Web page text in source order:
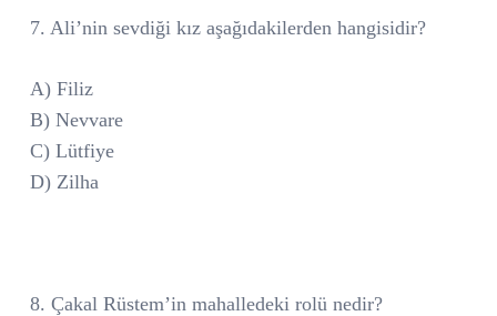
7. Ali’nin sevdiği kız aşağıdakilerden hangisidir?
A) Filiz
B) Nevvare
C) Lütfiye
D) Zilha
8. Çakal Rüstem’in mahalledeki rolü nedir?